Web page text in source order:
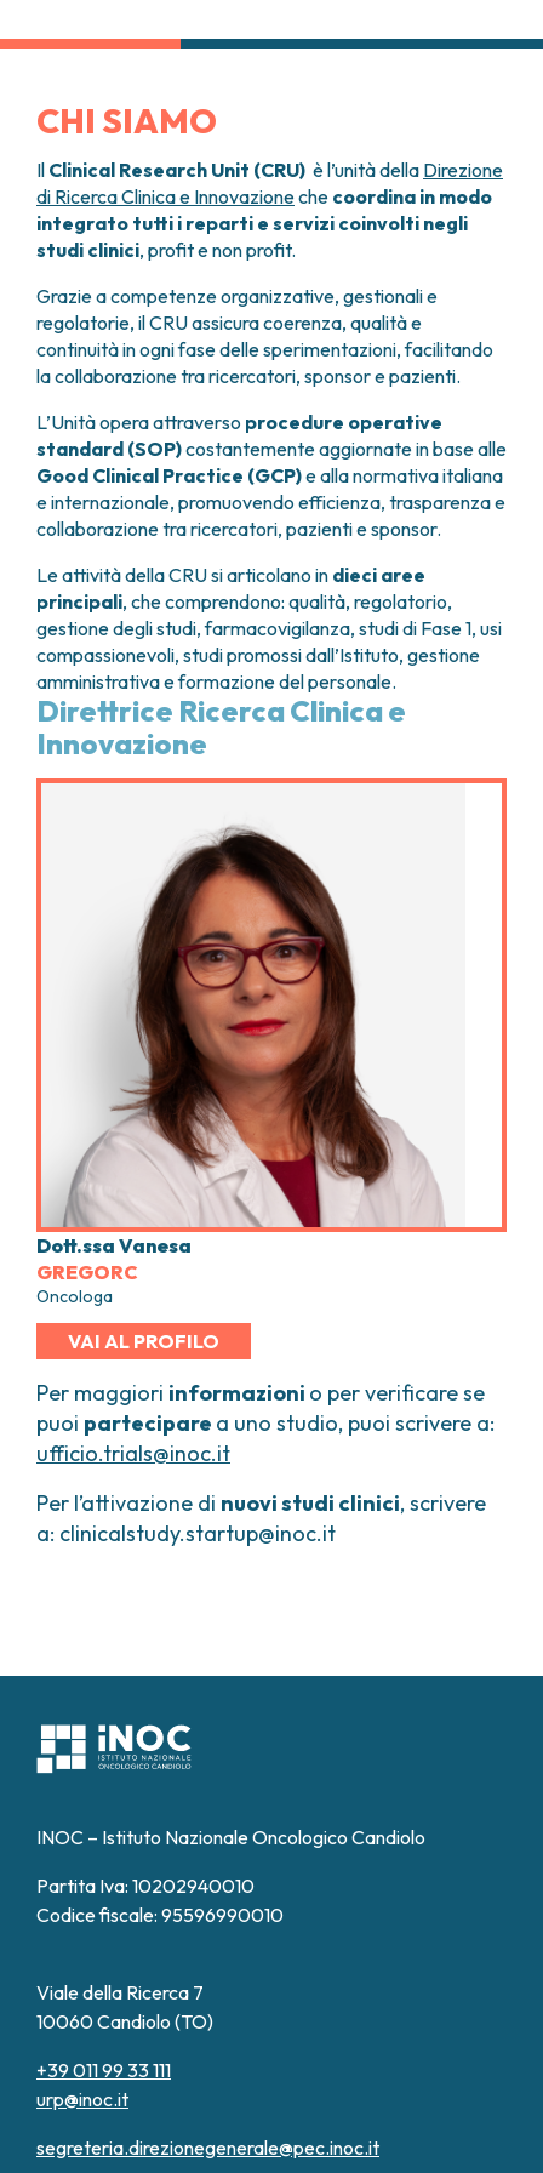
CHI SIAMO
Il Clinical Research Unit (CRU) è l’unità della Direzione
di Ricerca Clinica e Innovazioneche coordina in modo
integrato tutti i reparti e servizi coinvolti negli
studi clinici, profit e non profit.
Grazie a competenze organizzative, gestionali e
regolatorie, il CRU assicura coerenza, qualità e
continuità in ogni fase delle sperimentazioni, facilitando
la collaborazione tra ricercatori, sponsor e pazienti.
L’Unità opera attraverso procedure operative
standard (SOP)costantemente aggiornate in base alle
Good Clinical Practice (GCP)e alla normativa italiana
e internazionale, promuovendo efficienza, trasparenza e
collaborazione tra ricercatori, pazienti e sponsor.
Le attività della CRU si articolano in dieci aree
principali, che comprendono: qualità, regolatorio,
gestione degli studi, farmacovigilanza, studi di Fase 1, usi
compassionevoli, studi promossi dall’Istituto, gestione
amministrativa e formazione del personale.
Direttrice Ricerca Clinica e
Innovazione
Dott.ssa Vanesa
GREGORC
Oncologa
VAI AL PROFILO
Per maggiori informazioni o per verificare se
puoi partecipare a uno studio, puoi scrivere a:
ufficio.trials@inoc.it
Per l’attivazione di nuovi studi clinici, scrivere
a: clinicalstudy.startup@inoc.it
INOC – Istituto Nazionale Oncologico Candiolo
Partita Iva: 10202940010
Codice fiscale: 95596990010
Viale della Ricerca 7
10060 Candiolo (TO)
+39 011 99 33 111
urp@inoc.it
segreteria.direzionegenerale@pec.inoc.it